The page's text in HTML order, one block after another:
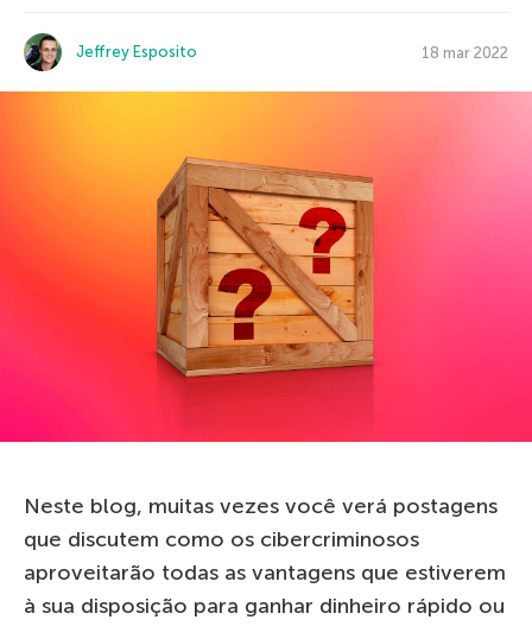
Jeffrey Esposito 18 mar 2022
Neste blog, muitas vezes você verá postagens
que discutem como os cibercriminosos
aproveitarão todas as vantagens que estiverem
à sua disposição para ganhar dinheiro rápido ou